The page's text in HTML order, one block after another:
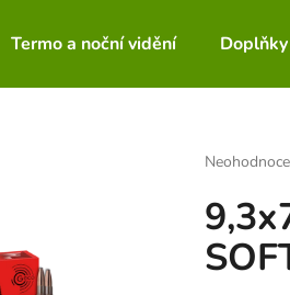
Termo a noční vidění Doplňky
Průměrné
produktu
je
0,0
z